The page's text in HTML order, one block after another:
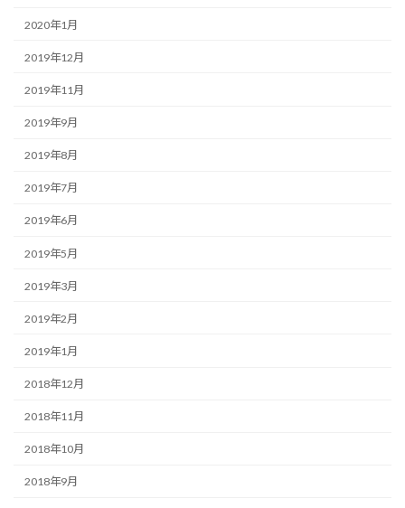
2020年1月
2019年12月
2019年11月
2019年9月
2019年8月
2019年7月
2019年6月
2019年5月
2019年3月
2019年2月
2019年1月
2018年12月
2018年11月
2018年10月
2018年9月